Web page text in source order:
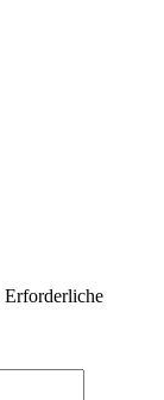
Erforderliche